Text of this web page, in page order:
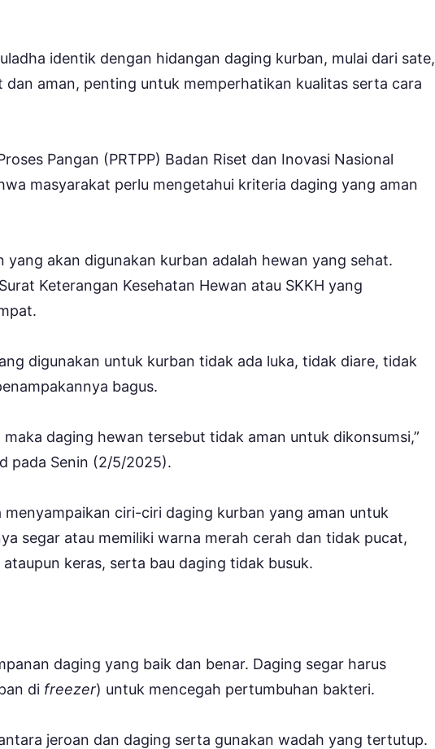
identik dengan hidangan daging kurban, mulai dari sate,
aman, penting untuk memperhatikan kualitas serta cara
Pangan (PRTPP) Badan Riset dan Inovasi Nasional
masyarakat perlu mengetahui kriteria daging yang aman
akan digunakan kurban adalah hewan yang sehat.
Keterangan Kesehatan Hewan atau SKKH yang
digunakan untuk kurban tidak ada luka, tidak diare, tidak
bagus.
daging hewan tersebut tidak aman untuk dikonsumsi,”
pada Senin (2/5/2025).
menyampaikan ciri-ciri daging kurban yang aman untuk
segar atau memiliki warna merah cerah dan tidak pucat,
keras, serta bau daging tidak busuk.
daging yang baik dan benar. Daging segar harus
di freezer) untuk mencegah pertumbuhan bakteri.
jeroan dan daging serta gunakan wadah yang tertutup.